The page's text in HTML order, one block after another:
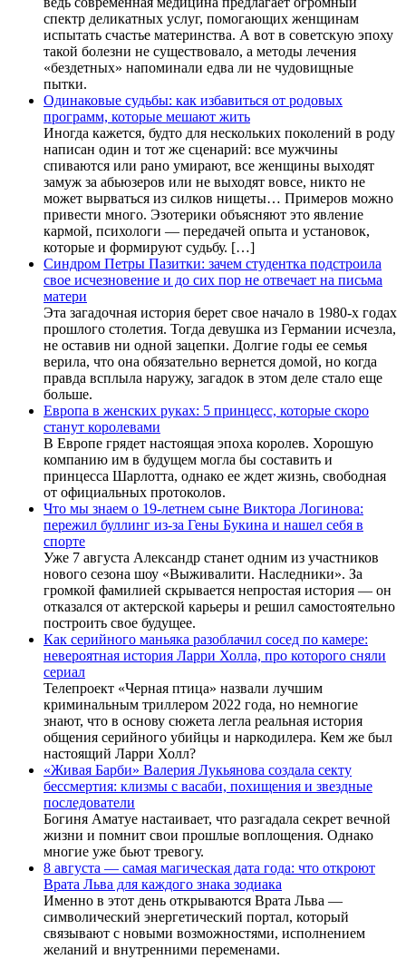
спектр деликатных услуг, помогающих женщинам
испытать счастье материнства. А вот в советскую эпоху
такой болезни не существовало, а методы лечения
«бездетных» напоминали едва ли не чудовищные
пытки.
Одинаковые судьбы: как избавиться от родовых
программ, которые мешают жить
Иногда кажется, будто для нескольких поколений в роду
написан один и тот же сценарий: все мужчины
спиваются или рано умирают, все женщины выходят
замуж за абьюзеров или не выходят вовсе, никто не
может вырваться из силков нищеты… Примеров можно
привести много. Эзотерики объясняют это явление
кармой, психологи — передачей опыта и установок,
которые и формируют судьбу. […]
Синдром Петры Пазитки: зачем студентка подстроила
свое исчезновение и до сих пор не отвечает на письма
матери
Эта загадочная история берет свое начало в 1980-х годах
прошлого столетия. Тогда девушка из Германии исчезла,
не оставив ни одной зацепки. Долгие годы ее семья
верила, что она обязательно вернется домой, но когда
правда всплыла наружу, загадок в этом деле стало еще
больше.
Европа в женских руках: 5 принцесс, которые скоро
станут королевами
В Европе грядет настоящая эпоха королев. Хорошую
компанию им в будущем могла бы составить и
принцесса Шарлотта, однако ее ждет жизнь, свободная
от официальных протоколов.
Что мы знаем о 19-летнем сыне Виктора Логинова:
пережил буллинг из-за Гены Букина и нашел себя в
спорте
Уже 7 августа Александр станет одним из участников
нового сезона шоу «Выживалити. Наследники». За
громкой фамилией скрывается непростая история — он
отказался от актерской карьеры и решил самостоятельно
построить свое будущее.
Как серийного маньяка разоблачил сосед по камере:
невероятная история Ларри Холла, про которого сняли
сериал
Телепроект «Черная птица» назвали лучшим
криминальным триллером 2022 года, но немногие
знают, что в основу сюжета легла реальная история
общения серийного убийцы и наркодилера. Кем же был
настоящий Ларри Холл?
«Живая Барби» Валерия Лукьянова создала секту
бессмертия: клизмы с васаби, похищения и звездные
последователи
Богиня Аматуе настаивает, что разгадала секрет вечной
жизни и помнит свои прошлые воплощения. Однако
многие уже бьют тревогу.
8 августа — самая магическая дата года: что откроют
Врата Льва для каждого знака зодиака
Именно в этот день открываются Врата Льва —
символический энергетический портал, который
связывают с новыми возможностями, исполнением
желаний и внутренними переменами.